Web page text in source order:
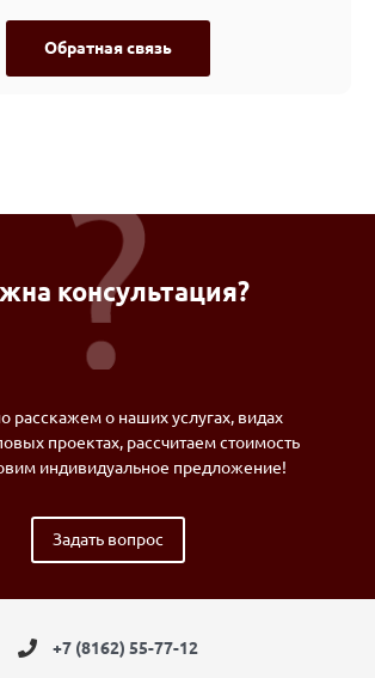
Обратная связь
консультация?
расскажем о наших услугах, видах
проектах, рассчитаем стоимость
индивидуальное предложение!
Задать вопрос
+7 (8162) 55-77-12